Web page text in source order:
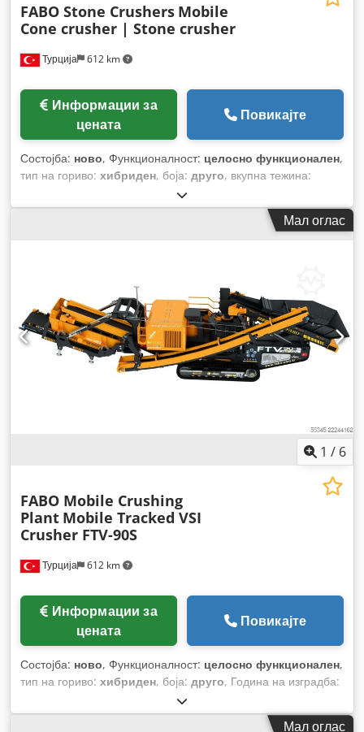
Турција 612 km
FABO Stone Crushers Mobile
Cone crusher | Stone crusher
цената
Повикајте
Состојба: ново, Функционалност: целосно функционален,
тип на гориво: хибриден, боја: друго, вкупна тежина:
, Година на изградба:
Мал оглас
1 / 6
Турција 612 km
FABO Mobile Crushing
Plant Mobile Tracked VSI
Crusher FTV-90S
цената
Повикајте
Состојба: ново, Функционалност: целосно функционален,
тип на гориво: хибриден, боја: друго, Година на изградба:
Мал оглас